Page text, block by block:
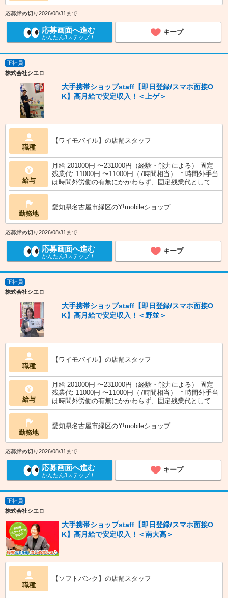
応募締め切り2026/08/31まで
応募画面へ進む
かんたん3ステップ！
キープ
正社員
株式会社シエロ
大手携帯ショップstaff【即日登録/スマホ面接O
K】高月給で安定収入！＜上ゲ＞
職種
【ワイモバイル】の店舗スタッフ
給与
月給 201000円 〜231000円（経験・能力による） 固定
残業代: 11000円 〜11000円（7時間相当） ＊時間外手当
は時間外労働の有無にかかわらず、固定残業代として...
勤務地
愛知県名古屋市緑区のY!mobileショップ
応募締め切り2026/08/31まで
応募画面へ進む
かんたん3ステップ！
キープ
正社員
株式会社シエロ
大手携帯ショップstaff【即日登録/スマホ面接O
K】高月給で安定収入！＜野並＞
職種
【ワイモバイル】の店舗スタッフ
給与
月給 201000円 〜231000円（経験・能力による） 固定
残業代: 11000円 〜11000円（7時間相当） ＊時間外手当
は時間外労働の有無にかかわらず、固定残業代として...
勤務地
愛知県名古屋市緑区のY!mobileショップ
応募締め切り2026/08/31まで
応募画面へ進む
かんたん3ステップ！
キープ
正社員
株式会社シエロ
大手携帯ショップstaff【即日登録/スマホ面接O
K】高月給で安定収入！＜南大高＞
職種
【ソフトバンク】の店舗スタッフ